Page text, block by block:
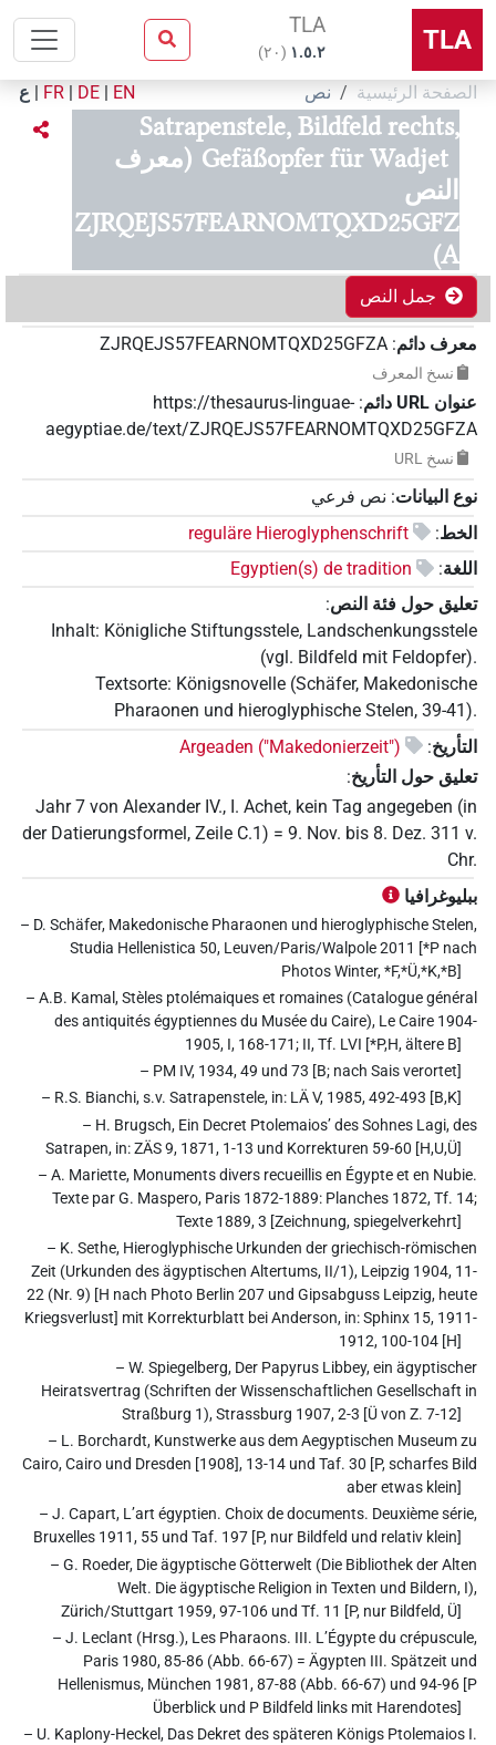
TLA
TLA
۱.٥.٢ (٢٠)
الصفحة الرئيسية نص EN
|
DE
|
FR
| ع
Satrapenstele, Bildfeld rechts,
Gefäßopfer für Wadjet (معرف
النص
ZJRQEJS57FEARNOMTQXD25GFZ
A)
جمل النص
معرف دائم:
ZJRQEJS57FEARNOMTQXD25GFZA
نسخ المعرف
عنوان‏ ‏URL‏ دائم :
https://thesaurus-linguae-
aegyptiae.de/text/ZJRQEJS57FEARNOMTQXD25GFZA
نسخ‏ ‏URL
نوع البيانات: نص فرعي
الخط:
reguläre Hieroglyphenschrift
اللغة:
Egyptien(s) de tradition
تعليق حول فئة النص:
Inhalt: Königliche Stiftungsstele, Landschenkungsstele
(vgl. Bildfeld mit Feldopfer).
Textsorte: Königsnovelle (Schäfer, Makedonische
Pharaonen und hieroglyphische Stelen, 39-41).
التأريخ:
Argeaden ("Makedonierzeit")
تعليق حول التأريخ:
Jahr 7 von Alexander IV., I. Achet, kein Tag angegeben (in
der Datierungsformel, Zeile C.1) = 9. Nov. bis 8. Dez. 311 v.
Chr.
ببليوغرافيا
– D. Schäfer, Makedonische Pharaonen und hieroglyphische Stelen,
Studia Hellenistica 50, Leuven/Paris/Walpole 2011 [*P nach
Photos Winter, *F,*Ü,*K,*B]
– A.B. Kamal, Stèles ptolémaiques et romaines (Catalogue général
des antiquités égyptiennes du Musée du Caire), Le Caire 1904-
1905, I, 168-171; II, Tf. LVI [*P,H, ältere B]
– PM IV, 1934, 49 und 73 [B; nach Sais verortet]
– R.S. Bianchi, s.v. Satrapenstele, in: LÄ V, 1985, 492-493 [B,K]
– H. Brugsch, Ein Decret Ptolemaios’ des Sohnes Lagi, des
Satrapen, in: ZÄS 9, 1871, 1-13 und Korrekturen 59-60 [H,U,Ü]
– A. Mariette, Monuments divers recueillis en Égypte et en Nubie.
Texte par G. Maspero, Paris 1872-1889: Planches 1872, Tf. 14;
Texte 1889, 3 [Zeichnung, spiegelverkehrt]
– K. Sethe, Hieroglyphische Urkunden der griechisch-römischen
Zeit (Urkunden des ägyptischen Altertums, II/1), Leipzig 1904, 11-
22 (Nr. 9) [H nach Photo Berlin 207 und Gipsabguss Leipzig, heute
Kriegsverlust] mit Korrekturblatt bei Anderson, in: Sphinx 15, 1911-
1912, 100-104 [H]
– W. Spiegelberg, Der Papyrus Libbey, ein ägyptischer
Heiratsvertrag (Schriften der Wissenschaftlichen Gesellschaft in
Straßburg 1), Strassburg 1907, 2-3 [Ü von Z. 7-12]
– L. Borchardt, Kunstwerke aus dem Aegyptischen Museum zu
Cairo, Cairo und Dresden [1908], 13-14 und Taf. 30 [P, scharfes Bild
aber etwas klein]
– J. Capart, L’art égyptien. Choix de documents. Deuxième série,
Bruxelles 1911, 55 und Taf. 197 [P, nur Bildfeld und relativ klein]
– G. Roeder, Die ägyptische Götterwelt (Die Bibliothek der Alten
Welt. Die ägyptische Religion in Texten und Bildern, I),
Zürich/Stuttgart 1959, 97-106 und Tf. 11 [P, nur Bildfeld, Ü]
– J. Leclant (Hrsg.), Les Pharaons. III. L’Égypte du crépuscule,
Paris 1980, 85-86 (Abb. 66-67) = Ägypten III. Spätzeit und
Hellenismus, München 1981, 87-88 (Abb. 66-67) und 94-96 [P
Überblick und P Bildfeld links mit Harendotes]
– U. Kaplony-Heckel, Das Dekret des späteren Königs Ptolemaios I.